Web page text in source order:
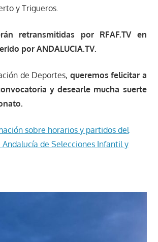
y Trigueros.
retransmitidas por RFAF.TV en
por ANDALUCIA.TV.
de Deportes, queremos felicitar a
y desearle mucha suerte
sobre horarios y partidos del
de Selecciones Infantil y